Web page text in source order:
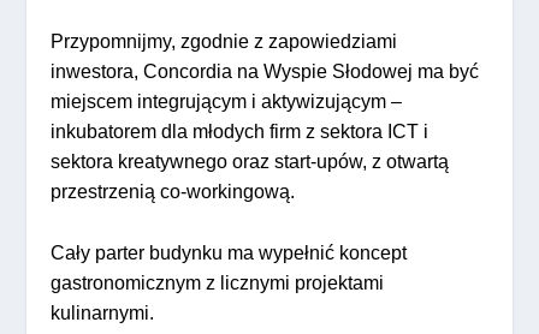
Przypomnijmy, zgodnie z zapowiedziami
inwestora, Concordia na Wyspie Słodowej ma być
miejscem integrującym i aktywizującym –
inkubatorem dla młodych firm z sektora ICT i
sektora kreatywnego oraz start-upów, z otwartą
przestrzenią co-workingową.
Cały parter budynku ma wypełnić koncept
gastronomicznym z licznymi projektami
kulinarnymi.